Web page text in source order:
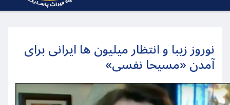
نوروز زیبا و انتظار میلیون ها ایرانی برای
آمدن «مسیحا نفسی»